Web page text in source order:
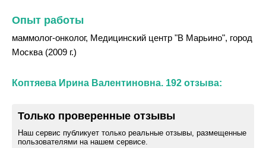
Опыт работы
маммолог-онколог, Медицинский центр "В Марьино", город
Москва (2009 г.)
Коптяева Ирина Валентиновна. 192 отзыва:
Только проверенные отзывы
Наш сервис публикует только реальные отзывы, размещенные
пользователями на нашем сервисе.